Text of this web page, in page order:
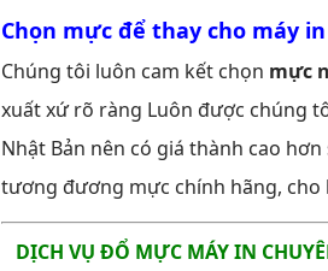
Chọn mực để thay cho máy in
Chúng tôi luôn cam kết chọn mực
xuất xứ rõ ràng Luôn được chúng
Nhật Bản nên có giá thành cao
tương đương mực chính hãng,
DỊCH VỤ ĐỔ MỰC MÁY IN